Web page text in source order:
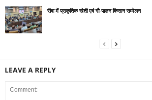
रीवा में प्राकृतिक खेती एवं गौ-पालन किसान सम्मेलन
LEAVE A REPLY